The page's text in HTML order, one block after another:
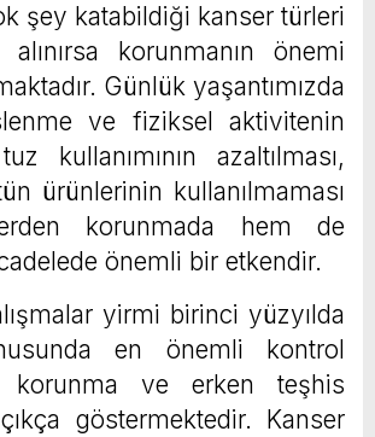
şey katabildiği kanser türleri
korunmanın önemi
Günlük yaşantımızda
ve fiziksel aktivitenin
kullanımının azaltılması,
ürünlerinin kullanılmaması
korunmada hem de
önemli bir etkendir.
yirmi birinci yüzyılda
en önemli kontrol
korunma ve erken teşhis
göstermektedir. Kanser